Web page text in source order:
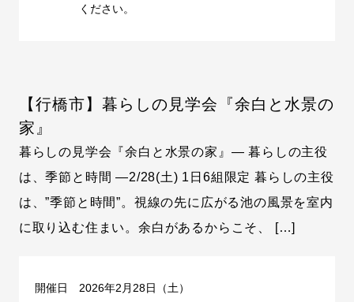
ください。
【行橋市】暮らしの見学会『余白と水景の
家』
暮らしの見学会『余白と水景の家』― 暮らしの主役
は、季節と時間 ―2/28(土) 1日6組限定 暮らしの主役
は、”季節と時間”。視線の先に広がる池の風景を室内
に取り込む住まい。余白があるからこそ、 […]
開催日 2026年2月28日（土）